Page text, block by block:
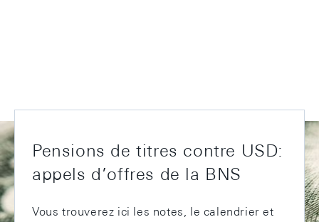
Pensions de titres contre USD:
appels d’offres de la BNS
Vous trouverez ici les notes, le calendrier et